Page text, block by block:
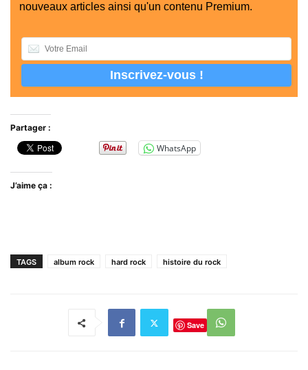
nouveaux articles ainsi qu'un contenu Premium.
Partager :
WhatsApp
J’aime ça :
TAGS album rock hard rock histoire du rock
Save